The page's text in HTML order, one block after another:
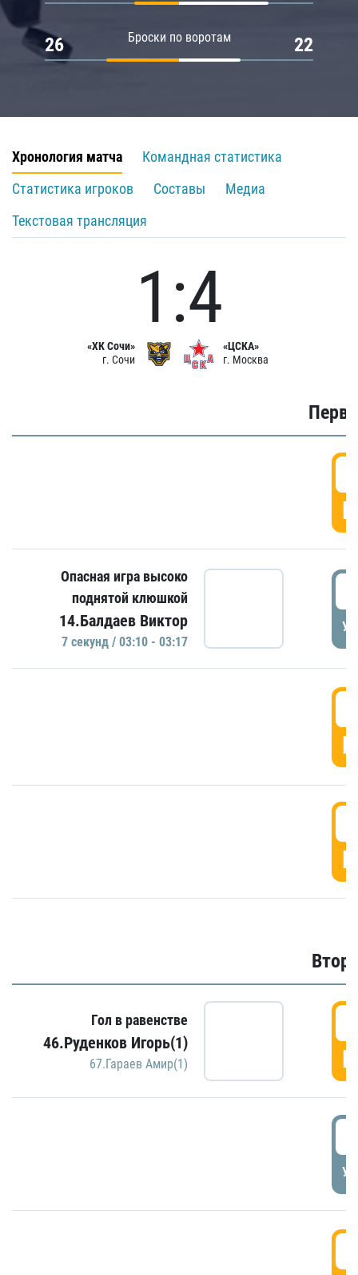
Броски по воротам
26 22
Хронология матча
Командная статистика
Статистика игроков
Составы
Медиа
Текстовая трансляция
«ХК Сочи»
г. Сочи
1:4
«ЦСКА»
г. Москва
Опасная игра высоко
поднятой клюшкой
14.Балдаев Виктор
7 секунд / 03:10 - 03:17
Гол в равенстве
46.Руденков Игорь(1)
67.Гараев Амир(1)